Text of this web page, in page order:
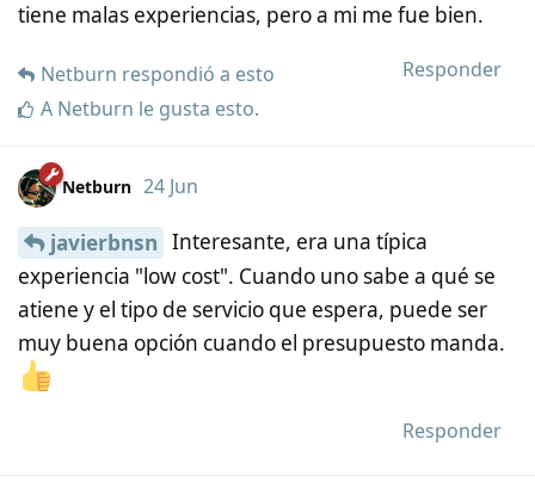
tiene malas experiencias, pero a mi me fue bien.
Responder
Netburn respondió a esto
A Netburn le gusta esto.
Netburn 24 Jun
javierbnsn Interesante, era una típica
experiencia "low cost". Cuando uno sabe a qué se
atiene y el tipo de servicio que espera, puede ser
muy buena opción cuando el presupuesto manda.
Responder